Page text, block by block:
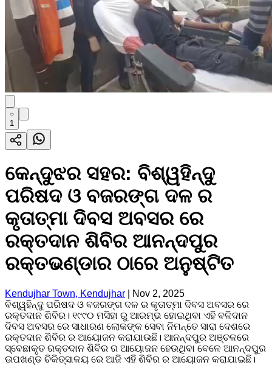
1
କେନ୍ଦୁଝର ସହର: ବିଶ୍ୱହିନ୍ଦୁ
ପରିଷଦ ଓ ବଜରଙ୍ଗ ଦଳ ର
କୃତାତ୍ମା ଦିବସ ଅବସର ରେ
ରକ୍ତଦାନ ଶିବିର ଆନନ୍ଦପୁର
ରକ୍ତଭଣ୍ଡାର ଠାରେ ଅନୁଷ୍ଟିତ
Kendujhar Town, Kendujhar
Nov 2, 2025
ବିଶ୍ୱହିନ୍ଦୁ ପରିଷଦ ଓ ବଜରଙ୍ଗ ଦଳ ର କୃତାତ୍ମା ଦିବସ ଅବସର ରେ
ରକ୍ତଦାନ ଶିବିର। ୧୯୯୦ ମସିହା ରୁ ଆରମ୍ଭ ହୋଇଥିବା ଏହି ବଳିଦାନ
ଦିବସ ଅବସର ରେ ସାଧାରଣ ଲୋକଙ୍କ ସେବା ନିମନ୍ତେ ସାରା ଦେଶରେ
ରକ୍ତଦାନ ଶିବିର ର ଆୟୋଜନ କରାଯାଉଛି। ଆନନ୍ଦପୁର ଅଞ୍ଚଳରେ
ସ୍ବେଛାକୃତ ରକ୍ତଦାନ ଶିବିର ର ଆୟୋଜନ ହେଉଥିବା ବେଳେ ଆନନ୍ଦପୁର
ଉପଖଣ୍ଡ ଚିକିତ୍ସାଳୟ ରେ ଆଜି ଏହି ଶିବିର ର ଆୟୋଜନ କରାଯାଇଛି।